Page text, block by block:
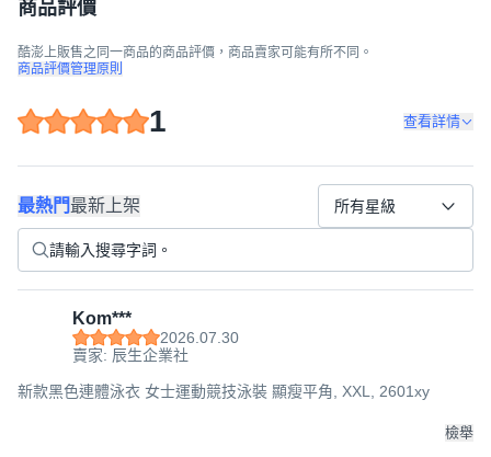
商品評價
酷澎上販售之同一商品的商品評價，商品賣家可能有所不同。
商品評價管理原則
1 查看詳情
最熱門最新上架 所有星級
Kom***
2026.07.30
賣家: 辰生企業社
新款黑色連體泳衣 女士運動競技泳裝 顯瘦平角, XXL, 2601xy
檢舉